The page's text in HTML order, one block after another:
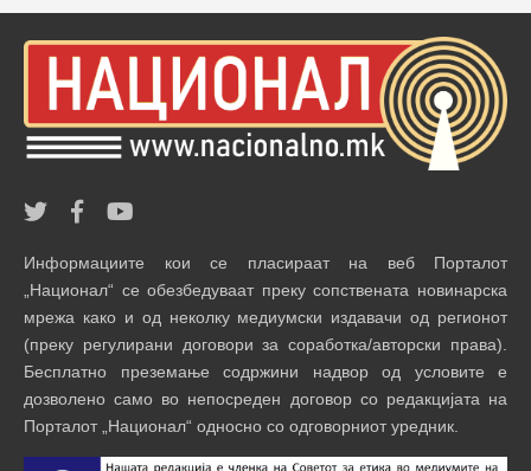
Информациите кои се пласираат на веб Порталот
„Национал“ се обезбедуваат преку сопствената новинарска
мрежа како и од неколку медиумски издавачи од регионот
(преку регулирани договори за соработка/авторски права).
Бесплатно преземање содржини надвор од условите е
дозволено само во непосреден договор со редакцијата на
Порталот „Национал“ односно со одговорниот уредник.